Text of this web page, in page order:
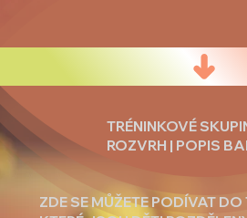
ZDE SE MŮŽETE PODÍVAT DO
TRÉNINKOVÉ
ROZVRH | POPIS